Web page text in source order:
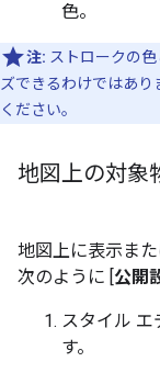
色。
注: ストロークの
ズできるわけではあり
ください。
地図上の対象
地図上に表示ま
次のように [公開
スタイル エ
す。